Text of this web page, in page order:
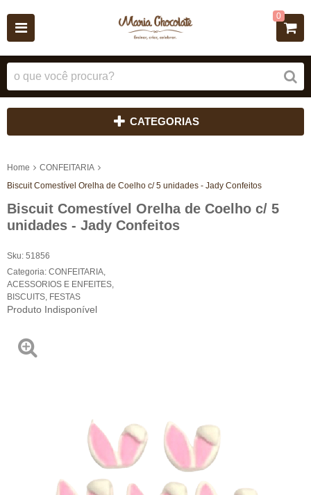
0
CATEGORIAS
Home
CONFEITARIA
Biscuit Comestível Orelha de Coelho c/ 5 unidades - Jady Confeitos
Biscuit Comestível Orelha de Coelho c/ 5
unidades - Jady Confeitos
Sku: 51856
Categoria: CONFEITARIA
ACESSORIOS E ENFEITES
BISCUITS FESTAS
Produto Indisponível